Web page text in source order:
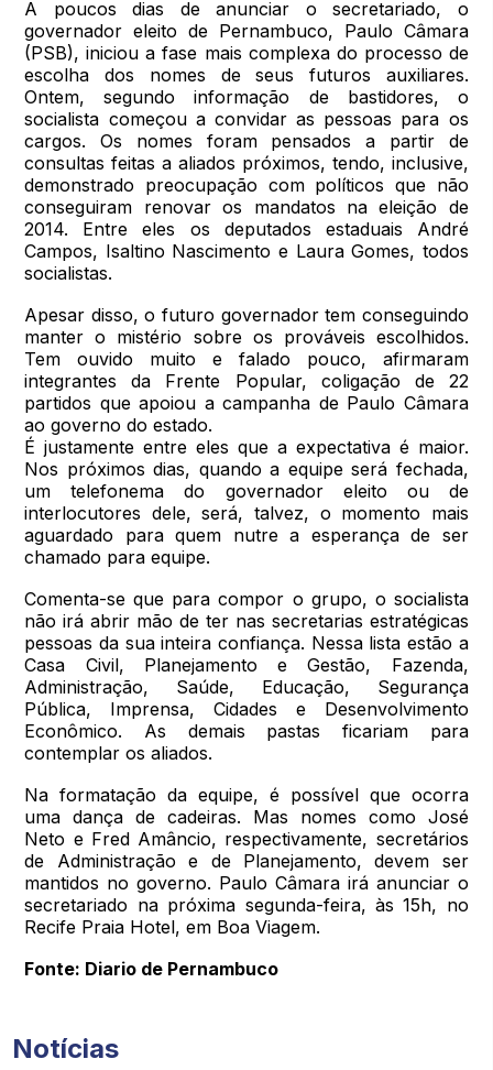
A poucos dias de anunciar o secretariado, o
governador eleito de Pernambuco, Paulo Câmara
(PSB), iniciou a fase mais complexa do processo de
escolha dos nomes de seus futuros auxiliares.
Ontem, segundo informação de bastidores, o
socialista começou a convidar as pessoas para os
cargos. Os nomes foram pensados a partir de
consultas feitas a aliados próximos, tendo, inclusive,
demonstrado preocupação com políticos que não
conseguiram renovar os mandatos na eleição de
2014. Entre eles os deputados estaduais André
Campos, Isaltino Nascimento e Laura Gomes, todos
socialistas.
Apesar disso, o futuro governador tem conseguindo
manter o mistério sobre os prováveis escolhidos.
Tem ouvido muito e falado pouco, afirmaram
integrantes da Frente Popular, coligação de 22
partidos que apoiou a campanha de Paulo Câmara
ao governo do estado.
É justamente entre eles que a expectativa é maior.
Nos próximos dias, quando a equipe será fechada,
um telefonema do governador eleito ou de
interlocutores dele, será, talvez, o momento mais
aguardado para quem nutre a esperança de ser
chamado para equipe.
Comenta-se que para compor o grupo, o socialista
não irá abrir mão de ter nas secretarias estratégicas
pessoas da sua inteira confiança. Nessa lista estão a
Casa Civil, Planejamento e Gestão, Fazenda,
Administração, Saúde, Educação, Segurança
Pública, Imprensa, Cidades e Desenvolvimento
Econômico. As demais pastas ficariam para
contemplar os aliados.
Na formatação da equipe, é possível que ocorra
uma dança de cadeiras. Mas nomes como José
Neto e Fred Amâncio, respectivamente, secretários
de Administração e de Planejamento, devem ser
mantidos no governo. Paulo Câmara irá anunciar o
secretariado na próxima segunda-feira, às 15h, no
Recife Praia Hotel, em Boa Viagem.
Fonte: Diario de Pernambuco
Notícias